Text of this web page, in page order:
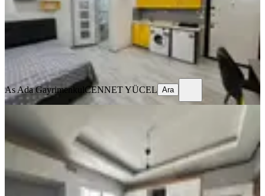
14.000 ₺
As Ada GayrimenkulCENNET YÜCEL
As Ada Gayrimenkul CENNET YÜCEL Ara
Havuzlu 3+1 Kapalı Mutfak
Seyhan, Pınar Mahallesi
3+1
160 m²·9. Kat·09.08.2026